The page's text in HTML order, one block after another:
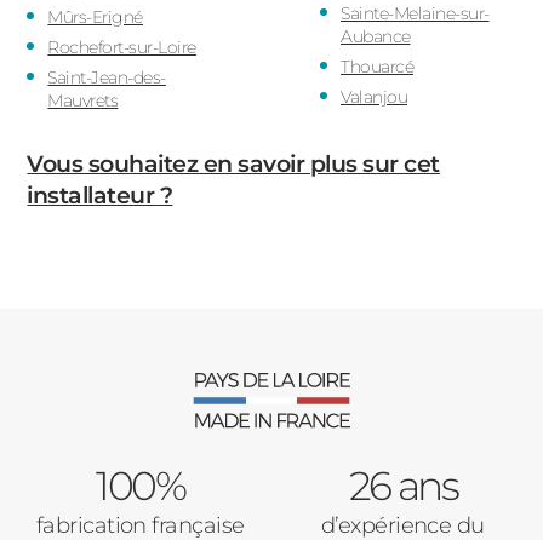
Mûrs-Erigné
Rochefort-sur-Loire
Saint-Jean-des-
Mauvrets
Sainte-Melaine-sur-
Aubance
Thouarcé
Valanjou
Vous souhaitez en savoir plus sur cet
installateur ?
100%
fabrication française
26 ans
d’expérience du